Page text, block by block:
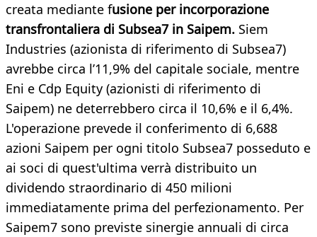
creata mediante fusione per incorporazione
transfrontaliera di Subsea7 in Saipem. Siem
Industries (azionista di riferimento di Subsea7)
avrebbe circa l’11,9% del capitale sociale, mentre
Eni e Cdp Equity (azionisti di riferimento di
Saipem) ne deterrebbero circa il 10,6% e il 6,4%.
L'operazione prevede il conferimento di 6,688
azioni Saipem per ogni titolo Subsea7 posseduto e
ai soci di quest'ultima verrà distribuito un
dividendo straordinario di 450 milioni
immediatamente prima del perfezionamento. Per
Saipem7 sono previste sinergie annuali di circa